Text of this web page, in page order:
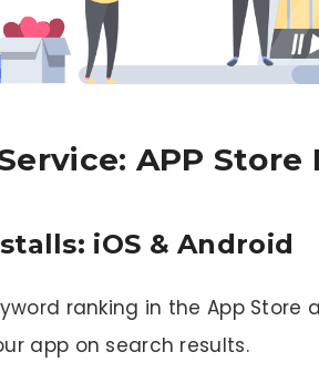
APP
iOS & Android
ranking in the App Store
app on search results.